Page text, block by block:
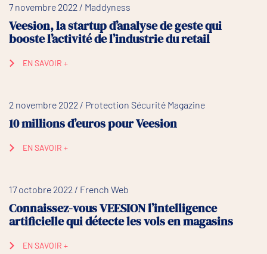
7 novembre 2022 / Maddyness
Veesion, la startup d’analyse de geste qui
booste l’activité de l’industrie du retail
EN SAVOIR +
2 novembre 2022 / Protection Sécurité Magazine
10 millions d’euros pour Veesion
EN SAVOIR +
17 octobre 2022 / French Web
Connaissez-vous VEESION l’intelligence
artificielle qui détecte les vols en magasins
EN SAVOIR +